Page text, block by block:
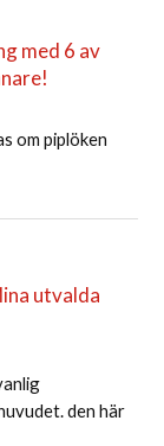
med 6 av
om piplöken
utvalda
den här